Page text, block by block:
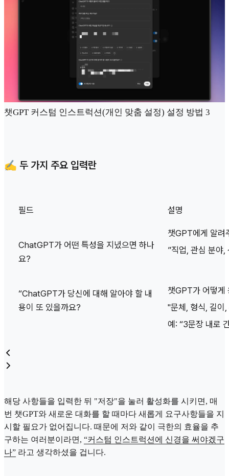
챗GPT 커스텀 인스트럭션(개인 맞춤 설정) 설정 방법 3
✍️ 두 가지 주요 입력란
필드 설명
ChatGPT가 어떤 특성을 지녔으면 하나
요?
챗GPT에게 알려
”직업, 관심 분야
“ChatGPT가 당신에 대해 알아야 할 내
용이 또 있을까요?
챗GPT가 어떻게
"문체, 형식, 길이
예: “3문장 내로
해당 사항들을 입력한 뒤 "저장"을 눌러 활성화를 시키면, 매
번 챗GPT와 새로운 대화를 할 때마다 새롭게 요구사항들을 지
시할 필요가 없어집니다. 때문에 저와 같이 극한의 효율을 추
구하는 여러분이라면, “커스텀 인스트럭션에 신경을 써야겠구
나” 라고 생각하셨을 겁니다.